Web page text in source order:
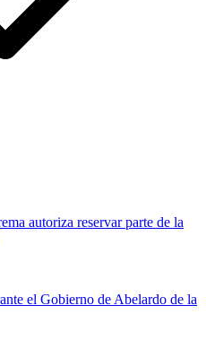
autoriza reservar parte de la
el Gobierno de Abelardo de la